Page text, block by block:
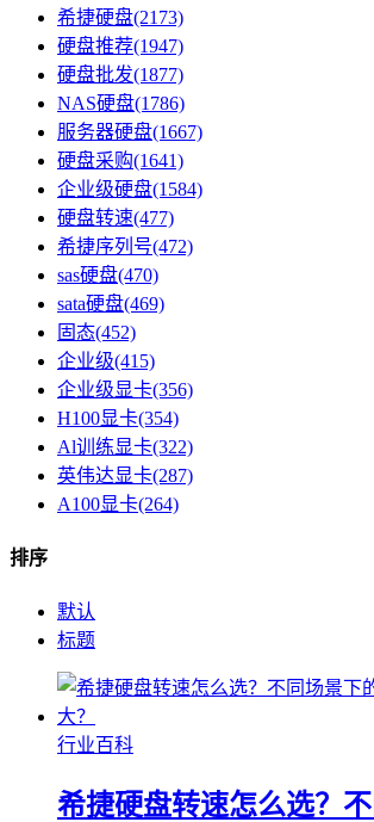
希捷硬盘(2173)
硬盘推荐(1947)
硬盘批发(1877)
NAS硬盘(1786)
服务器硬盘(1667)
硬盘采购(1641)
企业级硬盘(1584)
硬盘转速(477)
希捷序列号(472)
sas硬盘(470)
sata硬盘(469)
固态(452)
企业级(415)
企业级显卡(356)
H100显卡(354)
Al训练显卡(322)
英伟达显卡(287)
A100显卡(264)
排序
默认
标题
行业百科
希捷硬盘转速怎么选？